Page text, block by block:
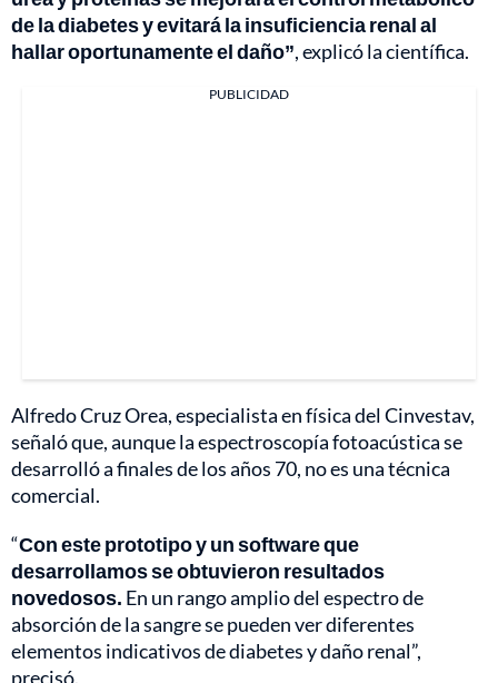
de la diabetes y evitará la insuficiencia renal al
hallar oportunamente el daño”, explicó la científica.
PUBLICIDAD
Alfredo Cruz Orea, especialista en física del Cinvestav,
señaló que, aunque la espectroscopía fotoacústica se
desarrolló a finales de los años 70, no es una técnica
comercial.
“Con este prototipo y un software que
desarrollamos se obtuvieron resultados
novedosos. En un rango amplio del espectro de
absorción de la sangre se pueden ver diferentes
elementos indicativos de diabetes y daño renal”,
precisó.